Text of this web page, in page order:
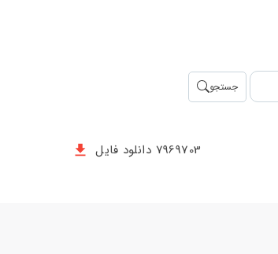
جستجو
7969703 دانلود فایل